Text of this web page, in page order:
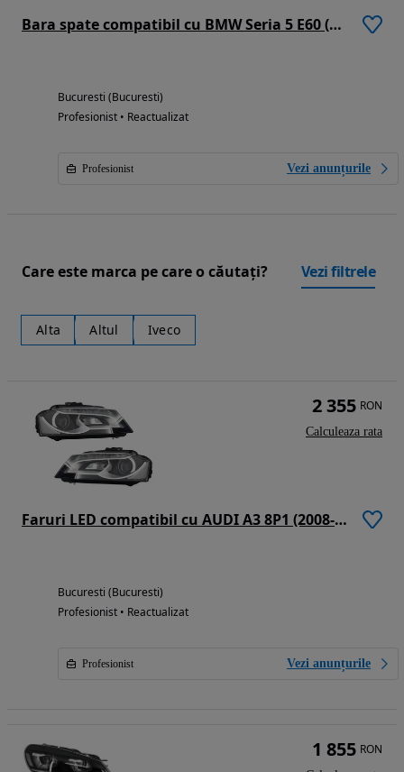
Bara spate compatibil cu BMW Seria 5 E60 (2003-2010) M-Technik Design
Bucuresti (Bucuresti)
Profesionist • Reactualizat
Profesionist Vezi anunțurile
Care este marca pe care o căutați? Vezi filtrele
Alta Altul Iveco
Faruri LED compatibil cu AUDI A3 8P1 (2008-2012) Negru
Bucuresti (Bucuresti)
Profesionist • Reactualizat
Profesionist Vezi anunțurile
2 355 RON
Calculeaza rata
1 855 RON